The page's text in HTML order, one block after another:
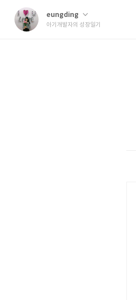
eungding
아기개발자의 성장일기